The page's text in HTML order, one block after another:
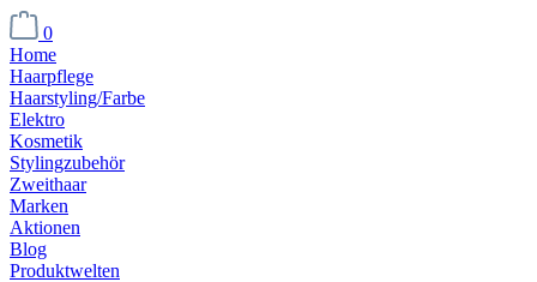
0
Home
Haarpflege
Haarstyling/Farbe
Elektro
Kosmetik
Stylingzubehör
Zweithaar
Marken
Aktionen
Blog
Produktwelten